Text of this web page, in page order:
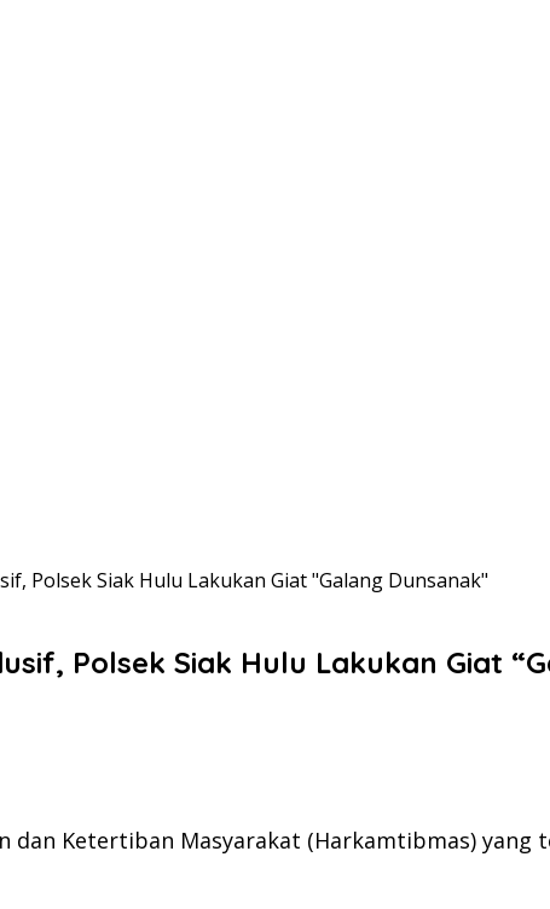
Polsek Siak Hulu Lakukan Giat "Galang Dunsanak"
Polsek Siak Hulu Lakukan Giat
dan Ketertiban Masyarakat (Harkamtibmas) yang